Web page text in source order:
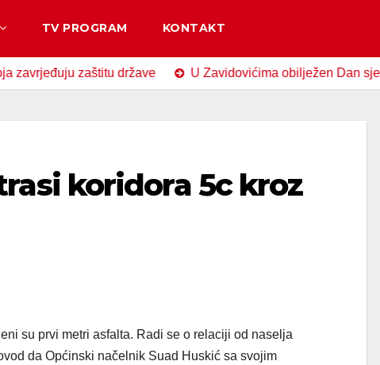
TV PROGRAM KONTAKT
zaštitu države U Zavidovićima obilježen Dan sjećanja
koridora 5c kroz
su prvi metri asfalta. Radi se o relaciji od naselja
da Općinski načelnik Suad Huskić sa svojim